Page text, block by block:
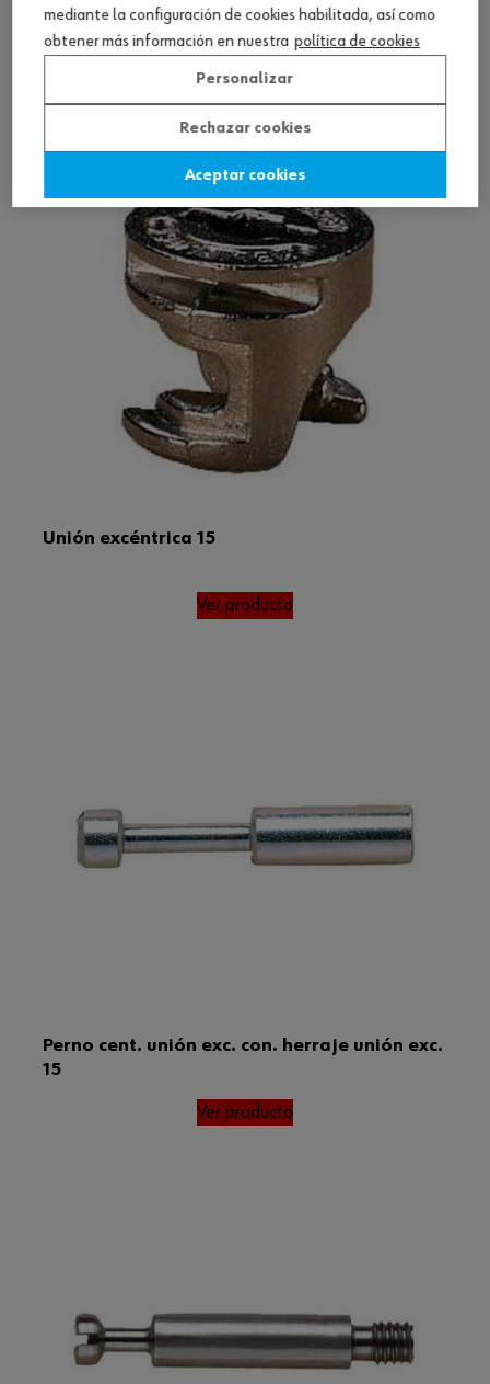
Perno unión excéntr. con. herraje unión
excéntr.
Unión excéntrica 15
Ver producto
Perno cent. unión exc. con. herraje unión exc.
15
Ver producto
mediante la configuración de cookies habilitada, así como
obtener más información en nuestra política de cookies
Personalizar
Rechazar cookies
Aceptar cookies